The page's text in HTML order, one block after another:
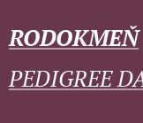
RODOKMEŇ
PEDIGREE